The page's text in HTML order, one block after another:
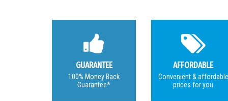
GUARANTEE
100% Money Back
Guarantee*
AFFORDABLE
Convenient & affordable
prices for you